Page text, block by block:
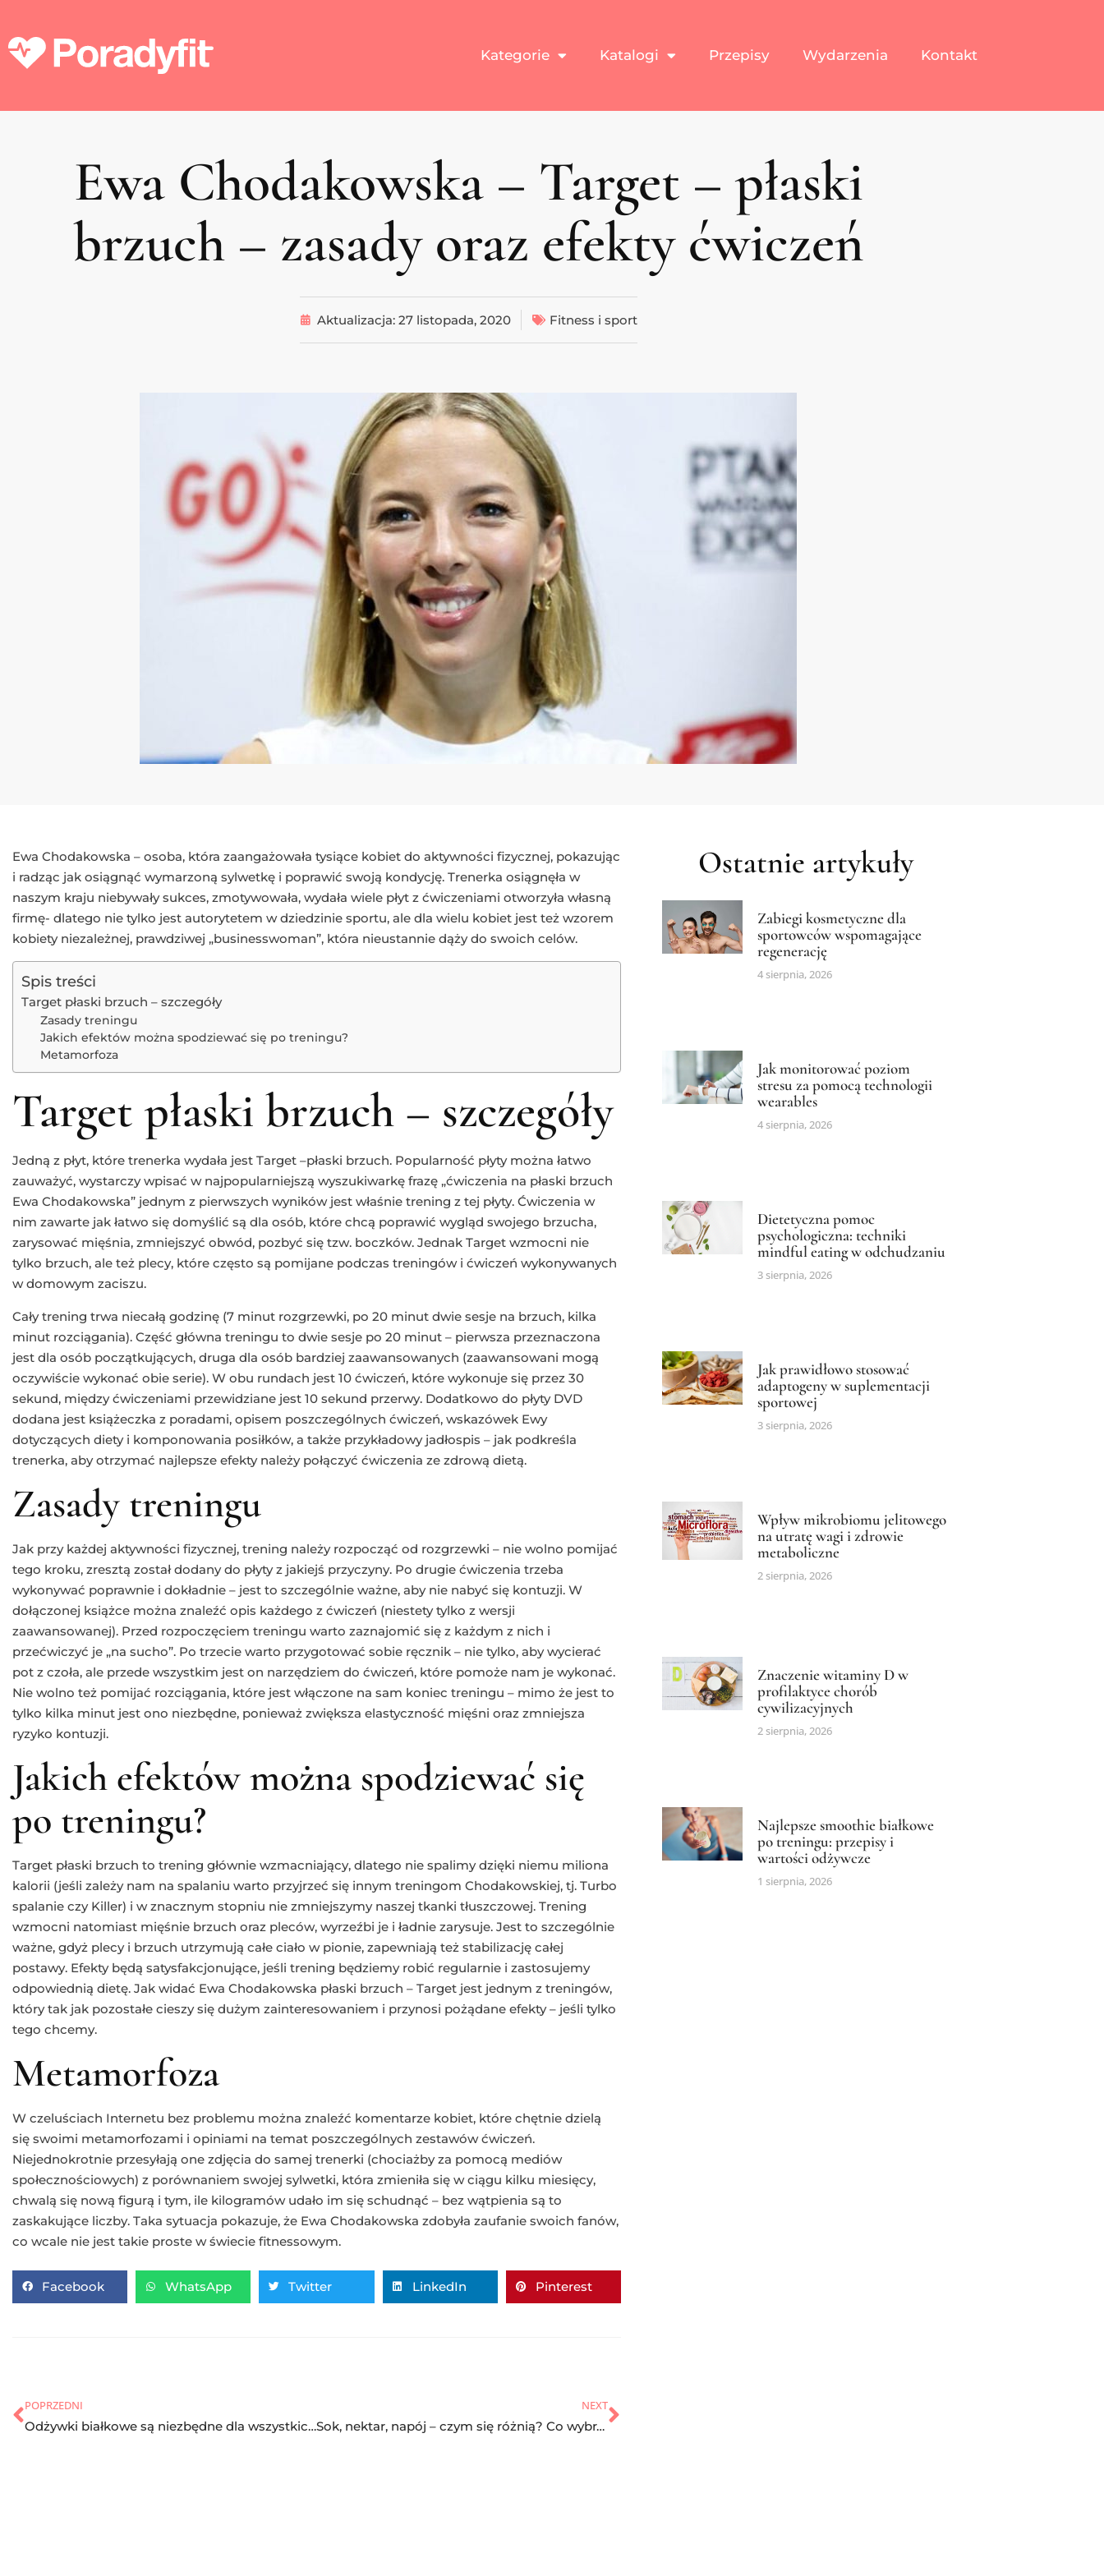
Kategorie Katalogi Przepisy Wydarzenia Kontakt
Ewa Chodakowska – Target – płaski
brzuch – zasady oraz efekty ćwiczeń
Aktualizacja: 27 listopada, 2020 Fitness i sport
Ewa Chodakowska – osoba, która zaangażowała tysiące kobiet do aktywności fizycznej, pokazując
i radząc jak osiągnąć wymarzoną sylwetkę i poprawić swoją kondycję. Trenerka osiągnęła w
naszym kraju niebywały sukces, zmotywowała, wydała wiele płyt z ćwiczeniami otworzyła własną
firmę- dlatego nie tylko jest autorytetem w dziedzinie sportu, ale dla wielu kobiet jest też wzorem
kobiety niezależnej, prawdziwej „businesswoman”, która nieustannie dąży do swoich celów.
Spis treści
Target płaski brzuch – szczegóły
Zasady treningu
Jakich efektów można spodziewać się po treningu?
Metamorfoza
Target płaski brzuch – szczegóły
Jedną z płyt, które trenerka wydała jest Target –płaski brzuch. Popularność płyty można łatwo
zauważyć, wystarczy wpisać w najpopularniejszą wyszukiwarkę frazę „ćwiczenia na płaski brzuch
Ewa Chodakowska” jednym z pierwszych wyników jest właśnie trening z tej płyty. Ćwiczenia w
nim zawarte jak łatwo się domyślić są dla osób, które chcą poprawić wygląd swojego brzucha,
zarysować mięśnia, zmniejszyć obwód, pozbyć się tzw. boczków. Jednak Target wzmocni nie
tylko brzuch, ale też plecy, które często są pomijane podczas treningów i ćwiczeń wykonywanych
w domowym zaciszu.
Cały trening trwa niecałą godzinę (7 minut rozgrzewki, po 20 minut dwie sesje na brzuch, kilka
minut rozciągania). Część główna treningu to dwie sesje po 20 minut – pierwsza przeznaczona
jest dla osób początkujących, druga dla osób bardziej zaawansowanych (zaawansowani mogą
oczywiście wykonać obie serie). W obu rundach jest 10 ćwiczeń, które wykonuje się przez 30
sekund, między ćwiczeniami przewidziane jest 10 sekund przerwy. Dodatkowo do płyty DVD
dodana jest książeczka z poradami, opisem poszczególnych ćwiczeń, wskazówek Ewy
dotyczących diety i komponowania posiłków, a także przykładowy jadłospis – jak podkreśla
trenerka, aby otrzymać najlepsze efekty należy połączyć ćwiczenia ze zdrową dietą.
Zasady treningu
Jak przy każdej aktywności fizycznej, trening należy rozpocząć od rozgrzewki – nie wolno pomijać
tego kroku, zresztą został dodany do płyty z jakiejś przyczyny. Po drugie ćwiczenia trzeba
wykonywać poprawnie i dokładnie – jest to szczególnie ważne, aby nie nabyć się kontuzji. W
dołączonej książce można znaleźć opis każdego z ćwiczeń (niestety tylko z wersji
zaawansowanej). Przed rozpoczęciem treningu warto zaznajomić się z każdym z nich i
przećwiczyć je „na sucho”. Po trzecie warto przygotować sobie ręcznik – nie tylko, aby wycierać
pot z czoła, ale przede wszystkim jest on narzędziem do ćwiczeń, które pomoże nam je wykonać.
Nie wolno też pomijać rozciągania, które jest włączone na sam koniec treningu – mimo że jest to
tylko kilka minut jest ono niezbędne, ponieważ zwiększa elastyczność mięśni oraz zmniejsza
ryzyko kontuzji.
Jakich efektów można spodziewać się
po treningu?
Target płaski brzuch to trening głównie wzmacniający, dlatego nie spalimy dzięki niemu miliona
kalorii (jeśli zależy nam na spalaniu warto przyjrzeć się innym treningom Chodakowskiej, tj. Turbo
spalanie czy Killer) i w znacznym stopniu nie zmniejszymy naszej tkanki tłuszczowej. Trening
wzmocni natomiast mięśnie brzuch oraz pleców, wyrzeźbi je i ładnie zarysuje. Jest to szczególnie
ważne, gdyż plecy i brzuch utrzymują całe ciało w pionie, zapewniają też stabilizację całej
postawy. Efekty będą satysfakcjonujące, jeśli trening będziemy robić regularnie i zastosujemy
odpowiednią dietę. Jak widać Ewa Chodakowska płaski brzuch – Target jest jednym z treningów,
który tak jak pozostałe cieszy się dużym zainteresowaniem i przynosi pożądane efekty – jeśli tylko
tego chcemy.
Metamorfoza
W czeluściach Internetu bez problemu można znaleźć komentarze kobiet, które chętnie dzielą
się swoimi metamorfozami i opiniami na temat poszczególnych zestawów ćwiczeń.
Niejednokrotnie przesyłają one zdjęcia do samej trenerki (chociażby za pomocą mediów
społecznościowych) z porównaniem swojej sylwetki, która zmieniła się w ciągu kilku miesięcy,
chwalą się nową figurą i tym, ile kilogramów udało im się schudnąć – bez wątpienia są to
zaskakujące liczby. Taka sytuacja pokazuje, że Ewa Chodakowska zdobyła zaufanie swoich fanów,
co wcale nie jest takie proste w świecie fitnessowym.
Facebook WhatsApp Twitter LinkedIn Pinterest
POPRZEDNI
Odżywki białkowe są niezbędne dla wszystkich ćwiczących
NEXT
Sok, nektar, napój – czym się różnią? Co wybrać?
Ostatnie artykuły
Zabiegi kosmetyczne dla
sportowców wspomagające
regenerację
4 sierpnia, 2026
Jak monitorować poziom
stresu za pomocą technologii
wearables
4 sierpnia, 2026
Dietetyczna pomoc
psychologiczna: techniki
mindful eating w odchudzaniu
3 sierpnia, 2026
Jak prawidłowo stosować
adaptogeny w suplementacji
sportowej
3 sierpnia, 2026
Wpływ mikrobiomu jelitowego
na utratę wagi i zdrowie
metaboliczne
2 sierpnia, 2026
Znaczenie witaminy D w
profilaktyce chorób
cywilizacyjnych
2 sierpnia, 2026
Najlepsze smoothie białkowe
po treningu: przepisy i
wartości odżywcze
1 sierpnia, 2026